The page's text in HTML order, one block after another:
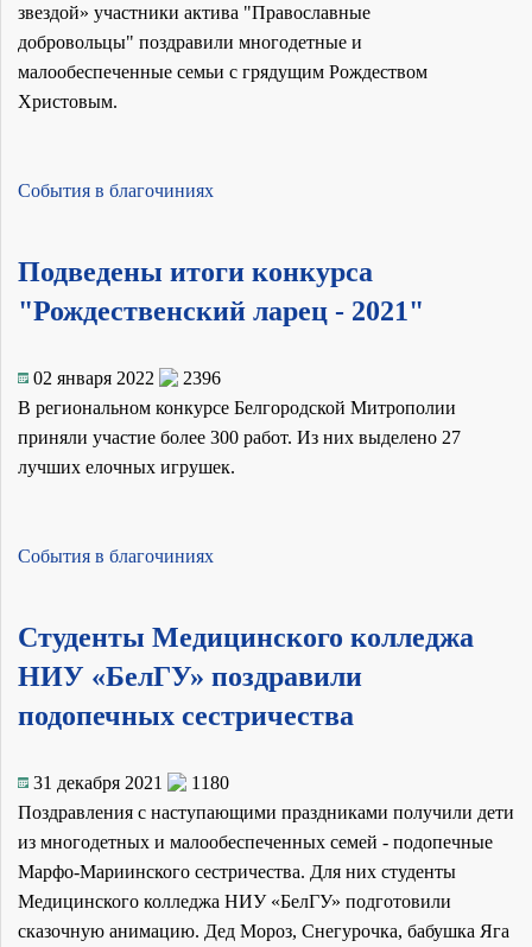
звездой» участники актива "Православные
добровольцы" поздравили многодетные и
малообеспеченные семьи с грядущим Рождеством
Христовым.
События в благочиниях
Подведены итоги конкурса
"Рождественский ларец - 2021"
02 января 2022
2396
В региональном конкурсе Белгородской Митрополии
приняли участие более 300 работ. Из них выделено 27
лучших елочных игрушек.
События в благочиниях
Студенты Медицинского колледжа
НИУ «БелГУ» поздравили
подопечных сестричества
31 декабря 2021
1180
Поздравления с наступающими праздниками получили дети
из многодетных и малообеспеченных семей - подопечные
Марфо-Мариинского сестричества. Для них студенты
Медицинского колледжа НИУ «БелГУ» подготовили
сказочную анимацию. Дед Мороз, Снегурочка, бабушка Яга